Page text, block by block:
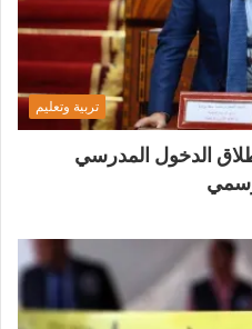
تربية وتعليم
الدخول المدرسي